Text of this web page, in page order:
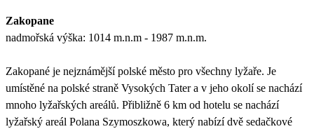
Zakopane
nadmořská výška: 1014 m.n.m - 1987 m.n.m.
Zakopané je nejznámější polské město pro všechny lyžaře. Je
umístěné na polské straně Vysokých Tater a v jeho okolí se nachází
mnoho lyžařských areálů. Přibližně 6 km od hotelu se nachází
lyžařský areál Polana Szymoszkowa, který nabízí dvě sedačkové